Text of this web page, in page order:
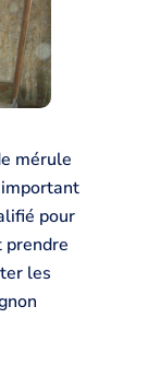
mérule
pour
prendre
les